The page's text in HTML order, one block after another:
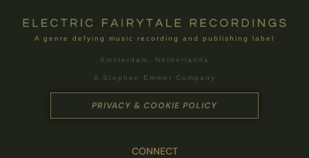
A genre defying music recording and publishing label
Amsterdam, Netherlands
A Stephen Emmer Company
PRIVACY & COOKIE POLICY
CONNECT